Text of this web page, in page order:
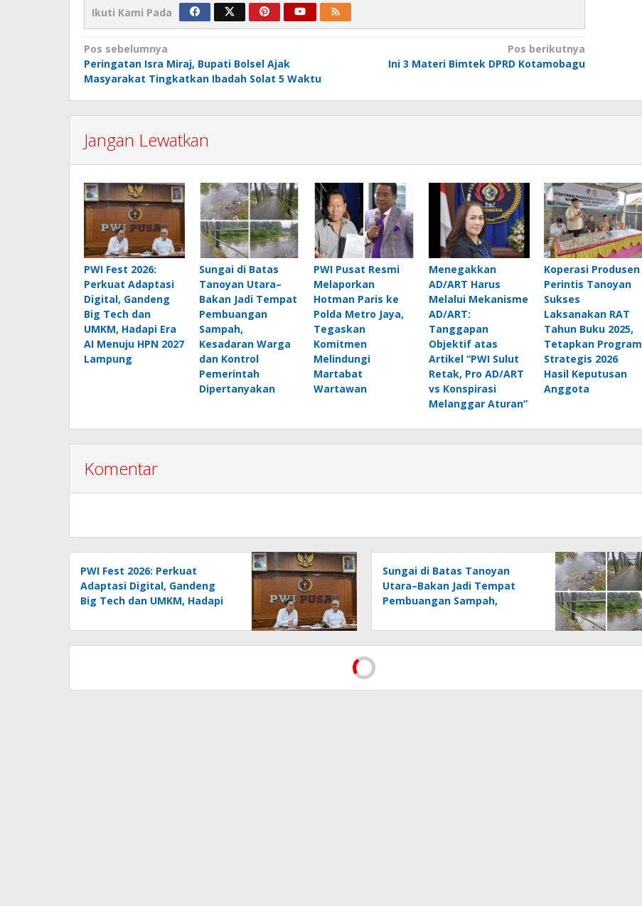
Ikuti Kami Pada
Navigasi
pos
Pos sebelumnya
Peringatan Isra Miraj, Bupati Bolsel Ajak
Masyarakat Tingkatkan Ibadah Solat 5 Waktu
Pos berikutnya
Ini 3 Materi Bimtek DPRD Kotamobagu
Jangan Lewatkan
PWI Fest 2026:
Perkuat Adaptasi
Digital, Gandeng
Big Tech dan
UMKM, Hadapi Era
AI Menuju HPN 2027
Lampung
Sungai di Batas
Tanoyan Utara–
Bakan Jadi Tempat
Pembuangan
Sampah,
Kesadaran Warga
dan Kontrol
Pemerintah
Dipertanyakan
PWI Pusat Resmi
Melaporkan
Hotman Paris ke
Polda Metro Jaya,
Tegaskan
Komitmen
Melindungi
Martabat
Wartawan
Menegakkan
AD/ART Harus
Melalui Mekanisme
AD/ART:
Tanggapan
Objektif atas
Artikel “PWI Sulut
Retak, Pro AD/ART
vs Konspirasi
Melanggar Aturan”
Koperasi Produsen
Perintis Tanoyan
Sukses
Laksanakan RAT
Tahun Buku 2025,
Tetapkan Program
Strategis 2026
Hasil Keputusan
Anggota
Komentar
PWI Fest 2026: Perkuat
Adaptasi Digital, Gandeng
Big Tech dan UMKM, Hadapi
Lampung
Sungai di Batas Tanoyan
Utara–Bakan Jadi Tempat
Pembuangan Sampah,
Kontrol Pemerintah
Dipertanyakan
Jaya, Tegaskan Komitmen
Tanggapan Objektif atas